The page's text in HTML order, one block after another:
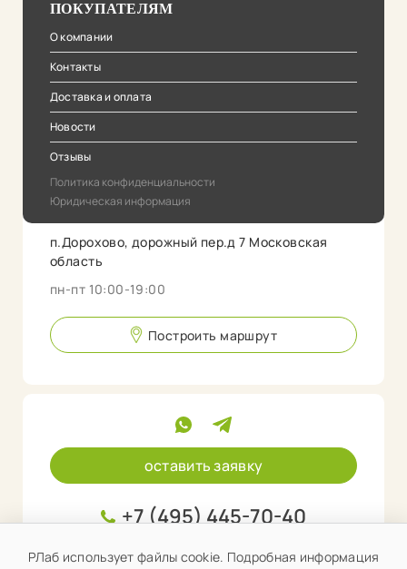
ПОКУПАТЕЛЯМ
О компании
Контакты
Доставка и оплата
Новости
Отзывы
Политика конфиденциальности
Юридическая информация
п.Дорохово, дорожный пер.д 7 Московская
область
пн-пт 10:00-19:00
Построить маршрут
оставить заявку
+7 (495) 445-70-40
info@rlab.store
РЛаб использует файлы cookie. Подробная информация